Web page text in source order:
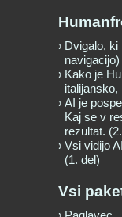
Dvigalo, ki
navigacijo)
Kako je
AI je
Kaj se v
rezultat.
Vsi vidijo
(1. del)
Vsi